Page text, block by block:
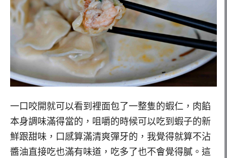
一口咬開就可以看到裡面包了一整隻的蝦仁，肉餡
本身調味滿得當的，咀嚼的時候可以吃到蝦子的新
鮮跟甜味，口感算滿清爽彈牙的，我覺得就算不沾
醬油直接吃也滿有味道，吃多了也不會覺得膩。這